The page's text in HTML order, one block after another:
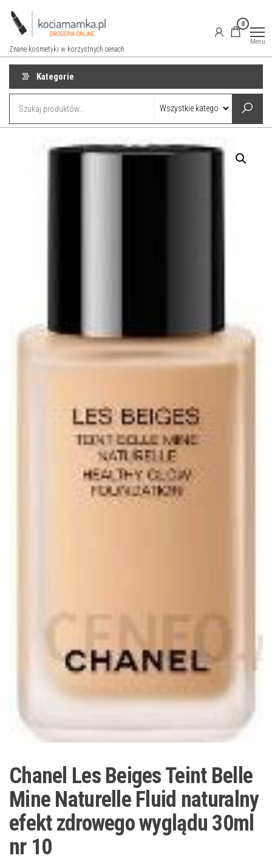
Przejdź
Znane kosmetyki w korzystnych cenach
0
Menu
Kategorie
Chanel Les Beiges Teint Belle
Mine Naturelle Fluid naturalny
efekt zdrowego wyglądu 30ml
nr 10